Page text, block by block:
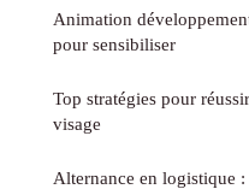
Animation
pour sensibiliser
Top stratégies pour
visage
Alternance en logistique